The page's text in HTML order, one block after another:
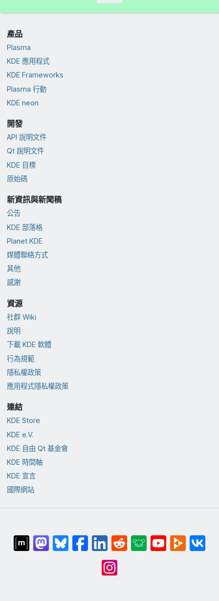
產品
Plasma
KDE 應用程式
KDE Frameworks
Plasma 行動
KDE neon
開發
API 說明文件
Qt 說明文件
KDE 目標
原始碼
新資訊與新聞稿
公告
KDE 部落格
Planet KDE
媒體聯絡方式
其他
感謝
資源
社群 Wiki
說明
下載 KDE 軟體
行為規範
隱私權政策
應用程式隱私權政策
連結
KDE Store
KDE e.V.
KDE 自由 Qt 基金會
KDE 時間軸
KDE 宣言
國際網站